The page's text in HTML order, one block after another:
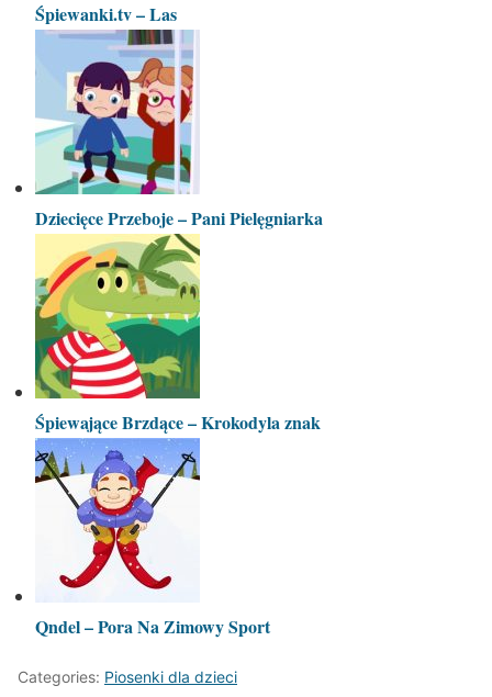
Śpiewanki.tv – Las
Dziecięce Przeboje – Pani Pielęgniarka
Śpiewające Brzdące – Krokodyla znak
Qndel – Pora Na Zimowy Sport
Categories: Piosenki dla dzieci